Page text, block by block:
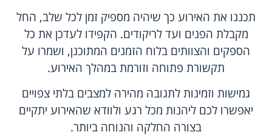
תכננו את האירוע כך שיהיה מספיק זמן לכל שלב, החל
מקבלת הפנים ועד לריקודים. הקפידו לעדכן את כל
הספקים והצוותים בלוח הזמנים המתוכנן, ושמרו על
תקשורת פתוחה וזורמת במהלך האירוע.
גמישות וזמינות לתגובה מהירה למצבים בלתי צפויים
יאפשרו לכם ליהנות מכל רגע ולוודא שהאירוע יתקיים
בצורה החלקה והנוחה ביותר.